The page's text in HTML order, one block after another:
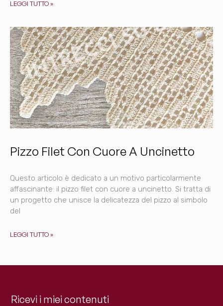
LEGGI TUTTO »
Pizzo Filet Con Cuore A Uncinetto
Questo articolo è dedicato a un motivo particolarmente
affascinante: il pizzo filet con cuore a uncinetto. Si tratta di
un progetto che unisce la delicatezza del pizzo al simbolo
del
LEGGI TUTTO »
Ricevi i miei contenuti